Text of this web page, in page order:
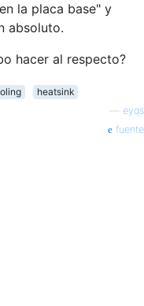
la placa base" y
absoluto.
hacer al respecto?
heatsink
eyqs
fuente